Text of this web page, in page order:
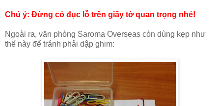
Chú ý: Đừng có đục lỗ trên giấy tờ quan trọng nhé!
Ngoài ra, văn phòng Saroma Overseas còn dùng kẹp như
thế này để tránh phải dập ghim: